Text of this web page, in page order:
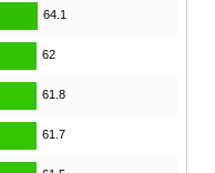
64.1
62
61.8
61.7